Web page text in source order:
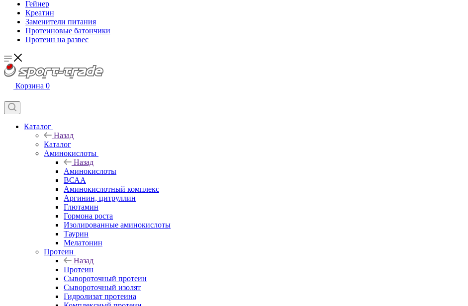
Гейнер
Креатин
Заменители питания
Протеиновые батончики
Протеин на развес
Корзина 0
Каталог
Назад
Каталог
Аминокислоты
Назад
Аминокислоты
ВСАА
Аминокислотный комплекс
Аргинин, цитруллин
Глютамин
Гормона роста
Изолированные аминокислоты
Таурин
Мелатонин
Протеин
Назад
Протеин
Сывороточный протеин
Сывороточный изолят
Гидролизат протеина